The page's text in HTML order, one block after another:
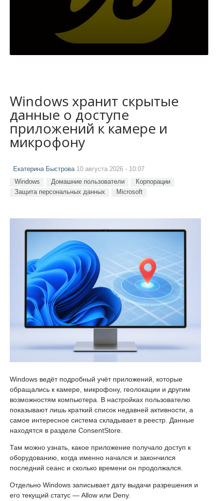
Windows хранит скрытые
данные о доступе
приложений к камере и
микрофону
Екатерина Быстрова10 августа 2026 - 10:07
Windows Домашние пользователи
Корпорации
Защита персональных данных
Microsoft
Windows ведёт подробный учёт приложений, которые
обращались к камере, микрофону, геолокации и другим
возможностям компьютера. В настройках пользователю
показывают лишь краткий список недавней активности, а
самое интересное система складывает в реестр. Данные
находятся в разделе ConsentStore.
Там можно узнать, какое приложение получало доступ к
оборудованию, когда именно начался и закончился
последний сеанс и сколько времени он продолжался.
Отдельно Windows записывает дату выдачи разрешения и
его текущий статус — Allow или Deny.